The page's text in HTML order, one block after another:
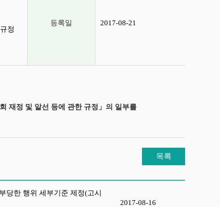
정
등록일 2017-08-21
재정 및 알선 등에 관한 규정」의 일부를
목록
당한 행위 세부기준 제정(고시
2017-08-16